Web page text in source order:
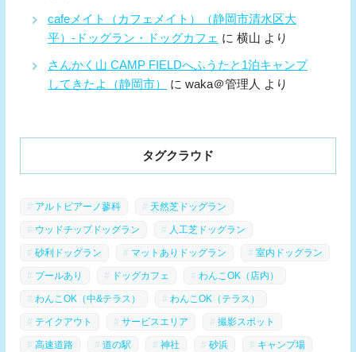
cafeメイト（カフェメイト）（静岡市清水区大
平）-ドッグラン・ドッグカフェ に 横山 より
さんかく山 CAMP FIELDへふうたと1泊キャンプ
してきたよ（静岡市）
に waka＠管理人 より
タグクラウド
アルトピアーノ蓼科 天然芝ドッグラン
ウッドチップドッグラン 人工芝ドッグラン
砂利ドッグラン マットありドッグラン 室内ドッグラン
プールあり ドッグカフェ わんこOK（店内）
わんこOK（中&テラス） わんこOK（テラス）
テイクアウト サービスエリア 撮影スポット
高速道路 道の駅 神社 砂浜 キャンプ場